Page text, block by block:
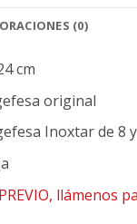
(0)
cm
original
Inoxtar de 8
PREVIO,